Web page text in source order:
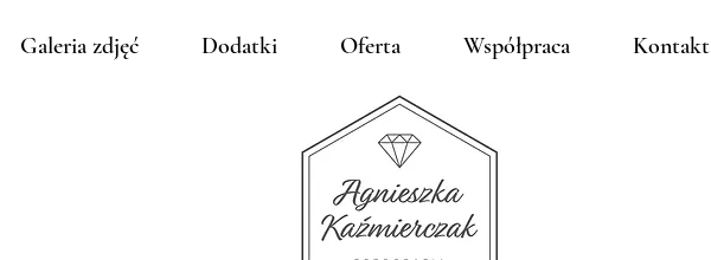
Galeria zdjęć Dodatki Oferta Współpraca Kontakt